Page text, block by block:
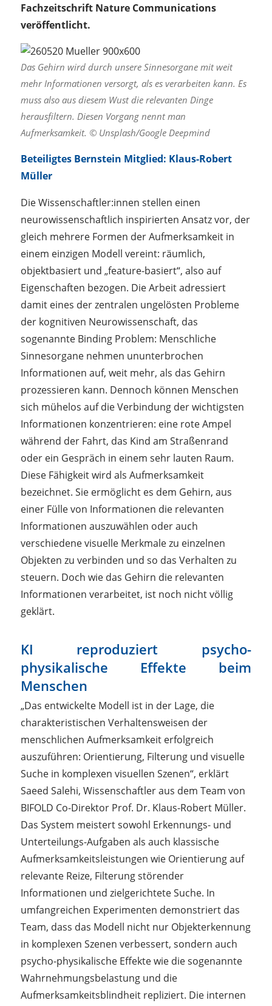
Fachzeitschrift Nature Communications
veröffentlicht.
Das Gehirn wird durch unsere Sinnesorgane mit weit
mehr Informationen versorgt, als es verarbeiten kann. Es
muss also aus diesem Wust die relevanten Dinge
herausfiltern. Diesen Vorgang nennt man
Aufmerksamkeit. © Unsplash/Google Deepmind
Beteiligtes Bernstein Mitglied: Klaus-Robert
Müller
Die Wissenschaftler:innen stellen einen
neurowissenschaftlich inspirierten Ansatz vor, der
gleich mehrere Formen der Aufmerksamkeit in
einem einzigen Modell vereint: räumlich,
objektbasiert und „feature-basiert“, also auf
Eigenschaften bezogen. Die Arbeit adressiert
damit eines der zentralen ungelösten Probleme
der kognitiven Neurowissenschaft, das
sogenannte Binding Problem: Menschliche
Sinnesorgane nehmen ununterbrochen
Informationen auf, weit mehr, als das Gehirn
prozessieren kann. Dennoch können Menschen
sich mühelos auf die Verbindung der wichtigsten
Informationen konzentrieren: eine rote Ampel
während der Fahrt, das Kind am Straßenrand
oder ein Gespräch in einem sehr lauten Raum.
Diese Fähigkeit wird als Aufmerksamkeit
bezeichnet. Sie ermöglicht es dem Gehirn, aus
einer Fülle von Informationen die relevanten
Informationen auszuwählen oder auch
verschiedene visuelle Merkmale zu einzelnen
Objekten zu verbinden und so das Verhalten zu
steuern. Doch wie das Gehirn die relevanten
Informationen verarbeitet, ist noch nicht völlig
geklärt.
KI reproduziert psycho-
physikalische Effekte beim
Menschen
„Das entwickelte Modell ist in der Lage, die
charakteristischen Verhaltensweisen der
menschlichen Aufmerksamkeit erfolgreich
auszuführen: Orientierung, Filterung und visuelle
Suche in komplexen visuellen Szenen“, erklärt
Saeed Salehi, Wissenschaftler aus dem Team von
BIFOLD Co-Direktor Prof. Dr. Klaus-Robert Müller.
Das System meistert sowohl Erkennungs- und
Unterteilungs-Aufgaben als auch klassische
Aufmerksamkeitsleistungen wie Orientierung auf
relevante Reize, Filterung störender
Informationen und zielgerichtete Suche. In
umfangreichen Experimenten demonstriert das
Team, dass das Modell nicht nur Objekterkennung
in komplexen Szenen verbessert, sondern auch
psycho-physikalische Effekte wie die sogenannte
Wahrnehmungsbelastung und die
Aufmerksamkeitsblindheit repliziert. Die internen